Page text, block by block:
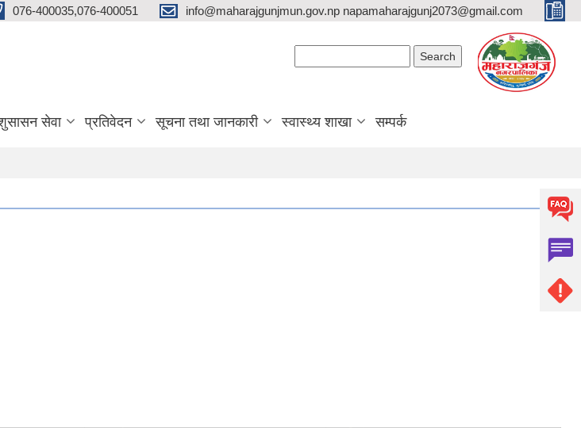
076-400035,076-400051 info@maharajgunjmun.gov.np napamaharajgunj2073@gmail.com
सेवा प्रतिवेदन सूचना तथा जानकारी स्वास्थ्य शाखा सम्पर्क